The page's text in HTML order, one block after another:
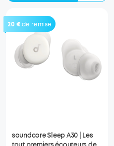
20 €de remise
soundcore Sleep A30 | Les